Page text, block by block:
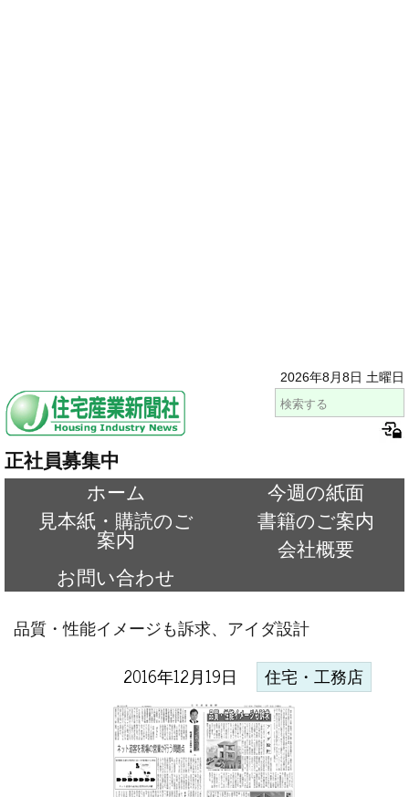
2026年8月8日 土曜日
正社員募集中
ホーム
今週の紙面
見本紙・購読のご
案内
書籍のご案内
会社概要
お問い合わせ
品質・性能イメージも訴求、アイダ設計
2016年12月19日 住宅・工務店